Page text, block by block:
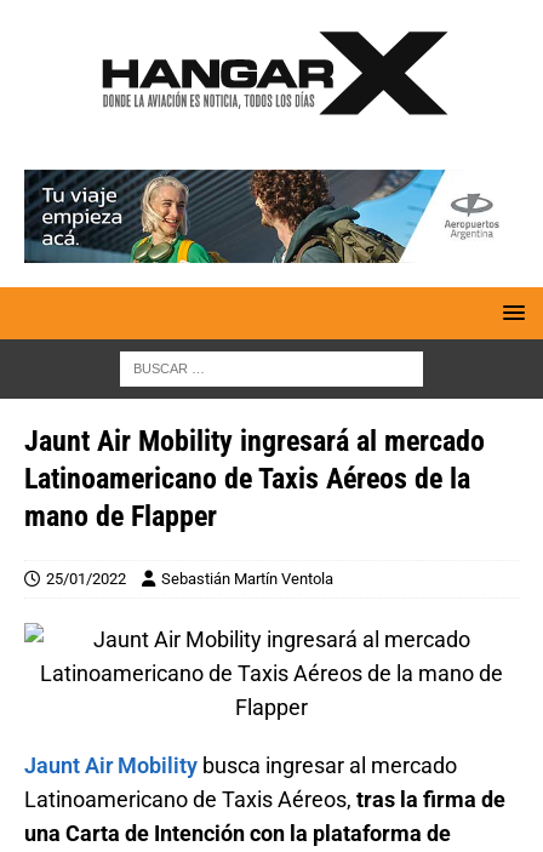
Jaunt Air Mobility ingresará al mercado
Latinoamericano de Taxis Aéreos de la
mano de Flapper
25/01/2022 Sebastián Martín Ventola
Jaunt Air Mobility busca ingresar al mercado
Latinoamericano de Taxis Aéreos, tras la firma de
una Carta de Intención con la plataforma de